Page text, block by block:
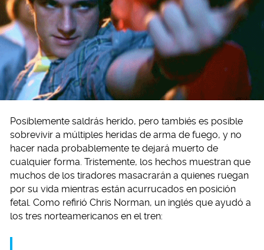
Posiblemente saldrás herido, pero tambiés es posible
sobrevivir a múltiples heridas de arma de fuego, y no
hacer nada probablemente te dejará muerto de
cualquier forma. Tristemente, los hechos muestran que
muchos de los tiradores masacrarán a quienes ruegan
por su vida mientras están acurrucados en posición
fetal. Como refirió Chris Norman, un inglés que ayudó a
los tres norteamericanos en el tren: